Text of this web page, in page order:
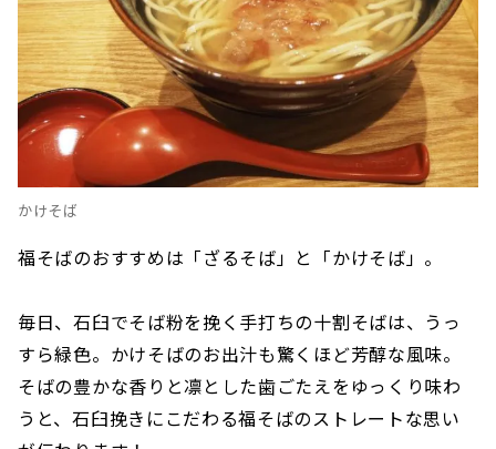
かけそば
福そばのおすすめは「ざるそば」と「かけそば」。
毎日、石臼でそば粉を挽く手打ちの十割そばは、うっ
すら緑色。かけそばのお出汁も驚くほど芳醇な風味。
そばの豊かな香りと凛とした歯ごたえをゆっくり味わ
うと、石臼挽きにこだわる福そばのストレートな思い